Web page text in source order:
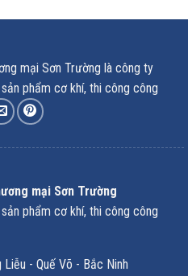
mại Sơn Trường là công ty
phẩm cơ khí, thi công công
mại Sơn Trường
phẩm cơ khí, thi công công
- Quế Võ - Bắc Ninh